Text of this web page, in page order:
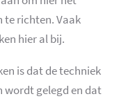
te richten. Vaak
hier al bij.
is dat de techniek
wordt gelegd en dat